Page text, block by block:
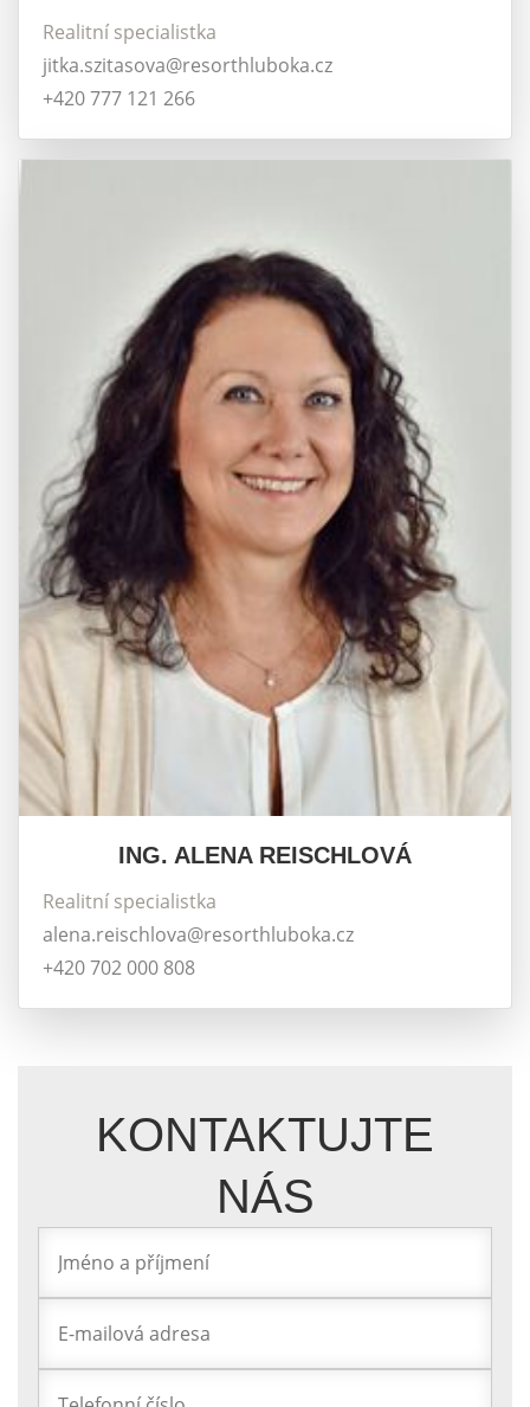
Realitní specialistka
jitka.szitasova@resorthluboka.cz
+420 777 121 266
ING. ALENA REISCHLOVÁ
Realitní specialistka
alena.reischlova@resorthluboka.cz
+420 702 000 808
KONTAKTUJTE
NÁS